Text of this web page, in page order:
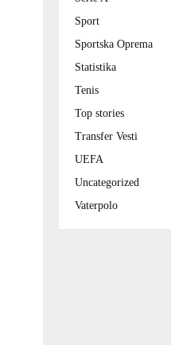
Sport
Sportska Oprema
Statistika
Tenis
Top stories
Transfer Vesti
UEFA
Uncategorized
Vaterpolo